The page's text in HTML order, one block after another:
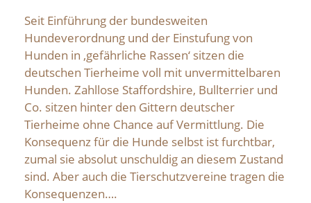
Seit Einführung der bundesweiten
Hundeverordnung und der Einstufung von
Hunden in ‚gefährliche Rassen‘ sitzen die
deutschen Tierheime voll mit unvermittelbaren
Hunden. Zahllose Staffordshire, Bullterrier und
Co. sitzen hinter den Gittern deutscher
Tierheime ohne Chance auf Vermittlung. Die
Konsequenz für die Hunde selbst ist furchtbar,
zumal sie absolut unschuldig an diesem Zustand
sind. Aber auch die Tierschutzvereine tragen die
Konsequenzen….